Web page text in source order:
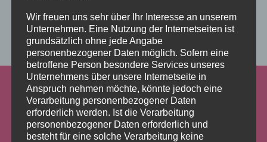
Add some widgets to this area!
Wir freuen uns sehr über Ihr Interesse an unserem
Unternehmen. Eine Nutzung der Internetseiten ist
grundsätzlich ohne jede Angabe
personenbezogener Daten möglich. Sofern eine
betroffene Person besondere Services unseres
Unternehmens über unsere Internetseite in
Anspruch nehmen möchte, könnte jedoch eine
Verarbeitung personenbezogener Daten
erforderlich werden. Ist die Verarbeitung
personenbezogener Daten erforderlich und
besteht für eine solche Verarbeitung keine